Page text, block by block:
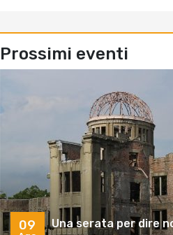
Prossimi eventi
09
Una serata per dire